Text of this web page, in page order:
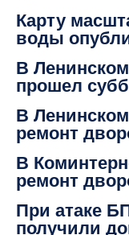
Карту
воды
В
прошел
В
ремонт
В
ремонт
При атаке
получили